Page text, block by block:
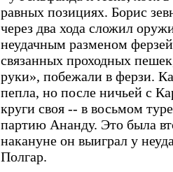
равных позициях. Борис
через два хода сложил
неудачным разменом
связанных проходных
руки», побежали в ферзи.
пепла, но после ничьей с
круги своя -- в восьмом
партию Ананду. Это была
накануне он выиграл у
Полгар.